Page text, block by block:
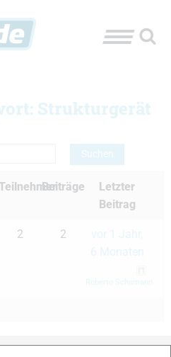
Strukturgerät
Beiträge
Letzter
Beitrag
2 2